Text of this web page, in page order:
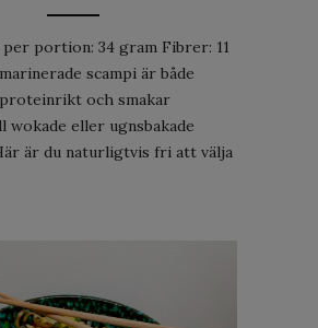
portion: 34 gram Fibrer: 11
scampi är både
och smakar
wokade eller ugnsbakade
är du naturligtvis fri att välja